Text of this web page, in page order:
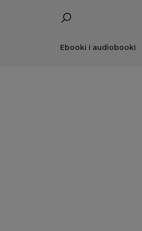
Ebooki i audiobooki